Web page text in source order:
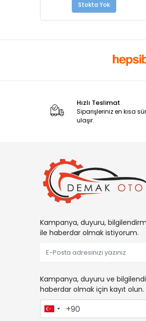
Stokta Yok
Hızlı Teslimat
Siparişleriniz en kısa
ulaşır.
Kampanya, duyuru,
ile haberdar olmak istiyorum.
Kampanya, duyuru ve
haberdar olmak için kayıt olun.